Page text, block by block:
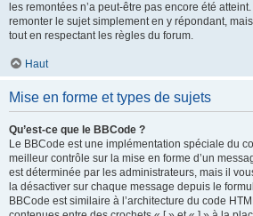
les remontées n’a peut-être pas encore été
remonter le sujet simplement en y répondant,
tout en respectant les règles du forum.
Haut
Mise en forme et types de sujets
Qu’est-ce que le BBCode ?
Le BBCode est une implémentation spéciale du
meilleur contrôle sur la mise en forme d’un
est déterminée par les administrateurs, mais il
la désactiver sur chaque message depuis le
BBCode est similaire à l’architecture du code